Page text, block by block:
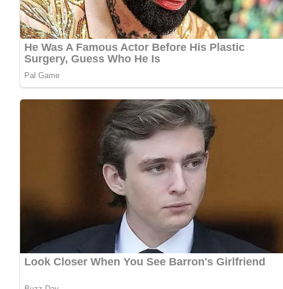
Eier (1 pro Portion)
Süßer Senf
Frisches Brot
Zubereitung
Die Leberkäsescheiben leicht mit Öl bestreichen und auf
Während der Leberkäse grillt, die Zwiebelringe in einer
leicht karamellisiert sind.
Gleichzeitig ein Spiegelei pro Portion in der Pfanne
Den gegrillten Leberkäse auf Teller verteilen. Jeweils
Serviere den Leberkäse nach Berliner Art mit süßem Senf
Abonniere jetzt unseren Newsletter!
Kein Spam, kein Bullshit, keine Weitergabe deiner Mailadresse an Dritte!